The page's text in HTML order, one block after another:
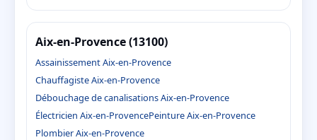
Aix-en-Provence (13100)
Assainissement Aix-en-Provence
Chauffagiste Aix-en-Provence
Débouchage de canalisations Aix-en-Provence
Électricien Aix-en-ProvencePeinture Aix-en-Provence
Plombier Aix-en-Provence